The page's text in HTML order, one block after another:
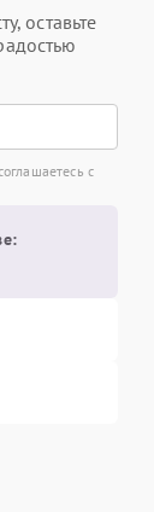
оставьте
с